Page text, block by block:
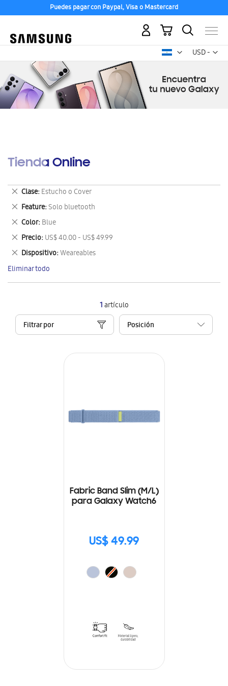
Puedes pagar con Paypal, Visa o Mastercard
USD -
dólar
Mi carrito
Tienda Online
1artículo
Filtrar por
Fabric Band Slim (M/L)
para Galaxy Watch6
US$ 49.99
Clase Estucho o Cover
Eliminar
este
artículo
Feature Solo bluetooth
Eliminar
este
artículo
Color Blue
Eliminar
este
artículo
Precio US$ 40.00 - US$ 49.99
Eliminar
este
artículo
Dispositivo Weareables
Eliminar
este
artículo
Eliminar todo